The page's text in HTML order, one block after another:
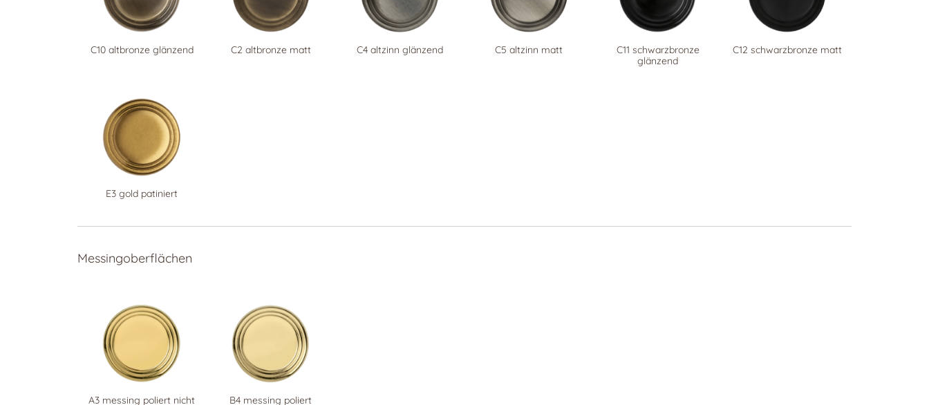
C10 altbronze glänzend C2 altbronze matt C4 altzinn glänzend C5 altzinn matt
C11 schwarzbronze
glänzend
C12 schwarzbronze matt
E3 gold patiniert
Messingoberflächen
A3 messing poliert nicht
B4 messing poliert